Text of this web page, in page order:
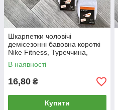
Шкарпетки чоловічі
демісезонні бавовна короткі
Nike Fitness, Туреччина,
розмір 41-45, білі, 05013
В наявності
16,80 ₴
Купити